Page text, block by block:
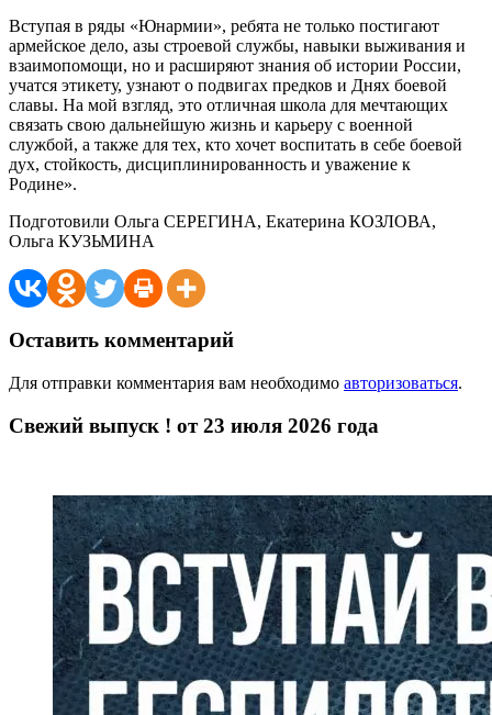
Вступая в ряды «Юнармии», ребята не только постигают
армейское дело, азы строевой службы, навыки выживания и
взаимопомощи, но и расширяют знания об истории России,
учатся этикету, узнают о подвигах предков и Днях боевой
славы. На мой взгляд, это отличная школа для мечтающих
связать свою дальнейшую жизнь и карьеру с военной
службой, а также для тех, кто хочет воспитать в себе боевой
дух, стойкость, дисциплинированность и уважение к
Родине».
Подготовили Ольга СЕРЕГИНА, Екатерина КОЗЛОВА,
Ольга КУЗЬМИНА
Оставить комментарий
Для отправки комментария вам необходимо авторизоваться.
Свежий выпуск ! от 23 июля 2026 года